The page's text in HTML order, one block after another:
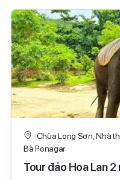
Chùa Long Sơn, Nhà
Bà Ponagar
Tour đảo Hoa Lan 2